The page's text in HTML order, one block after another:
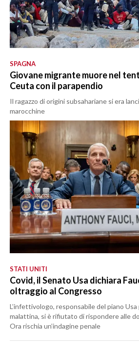
SPAGNA
Giovane migrante muore nel
Ceuta con il parapendio
Il ragazzo di origini subsahariane si era
marocchine
STATI UNITI
Covid, il Senato Usa dichiara
oltraggio al Congresso
L’infettivologo, responsabile del piano Usa
malattina, si è rifiutato di rispondere alle
Ora rischia un’indagine penale